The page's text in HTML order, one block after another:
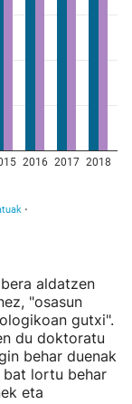
aldatzen
"osasun
gutxi".
du doktoratu
behar duenak
bat lortu behar
eta